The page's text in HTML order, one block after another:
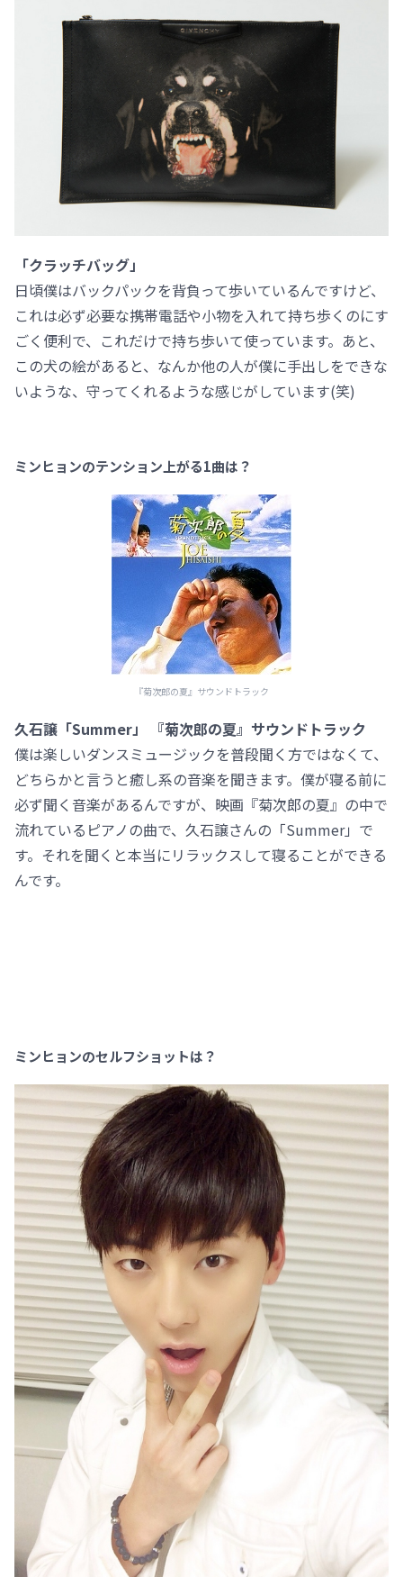
「クラッチバッグ」
日頃僕はバックパックを背負って歩いているんですけど、
これは必ず必要な携帯電話や小物を入れて持ち歩くのにす
ごく便利で、これだけで持ち歩いて使っています。あと、
この犬の絵があると、なんか他の人が僕に手出しをできな
いような、守ってくれるような感じがしています(笑)
ミンヒョンのテンション上がる1曲は？
『菊次郎の夏』サウンドトラック
久石譲「Summer」 『菊次郎の夏』サウンドトラック
僕は楽しいダンスミュージックを普段聞く方ではなくて、
どちらかと言うと癒し系の音楽を聞きます。僕が寝る前に
必ず聞く音楽があるんですが、映画『菊次郎の夏』の中で
流れているピアノの曲で、久石譲さんの「Summer」で
す。それを聞くと本当にリラックスして寝ることができる
んです。
ミンヒョンのセルフショットは？